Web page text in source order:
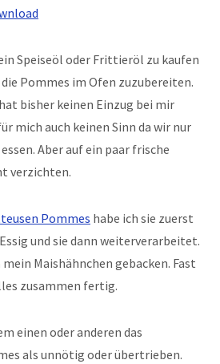
Speiseöl oder Frittieröl zu kaufen
Pommes im Ofen zuzubereiten.
bisher keinen Einzug bei mir
mich auch keinen Sinn da wir nur
Aber auf ein paar frische
verzichten.
Pommes habe ich sie zuerst
und sie dann weiterverarbeitet.
Maishähnchen gebacken. Fast
zusammen fertig.
einen oder anderen das
als unnötig oder übertrieben.